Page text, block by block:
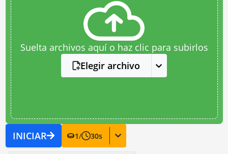
Suelta archivos aquí o haz clic para subirlos
Elegir archivo
INICIAR 1/ 30s